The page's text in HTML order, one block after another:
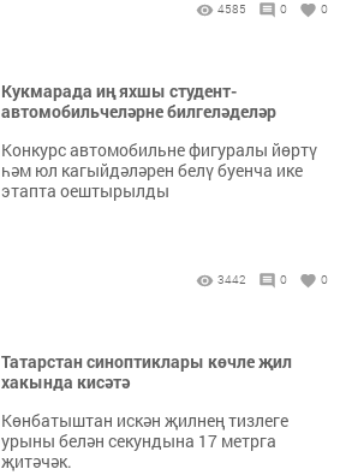
4585 0 0
Кукмарада иң яхшы студент-
автомобильчеләрне билгеләделәр
Конкурс автомобильне фигуралы йөртү
һәм юл кагыйдәләрен белү буенча ике
этапта оештырылды
3442 0 0
Татарстан синоптиклары көчле җил
хакында кисәтә
Көнбатыштан искән җилнең тизлеге
урыны белән секундына 17 метрга
җитәчәк.